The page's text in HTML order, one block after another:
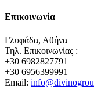
Επικοινωνία
Γλυφάδα, Αθήνα
Τηλ. Επικοινωνίας :
+30 6982827791
+30 6956399991
Email: